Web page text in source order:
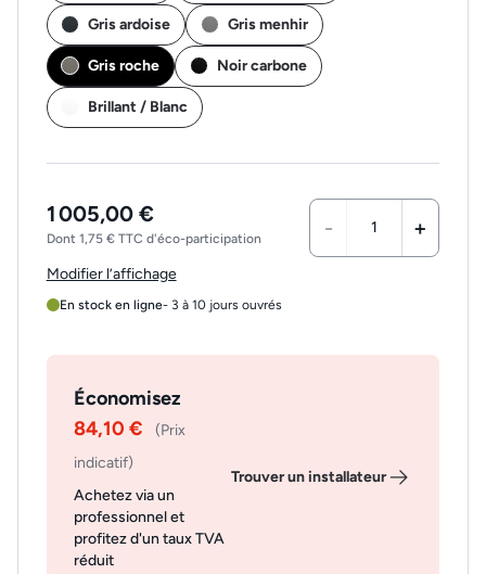
Gris ardoise Gris menhir
Gris roche Noir carbone
Brillant / Blanc
1 005,00 €
Dont 1,75 € TTC d'éco-participation - +
Modifier l’affichage
En stock en ligne- 3 à 10 jours ouvrés
Économisez
84,10 €
(Prix
indicatif)
Achetez via un
professionnel et
profitez d'un taux TVA
réduit
Trouver un installateur